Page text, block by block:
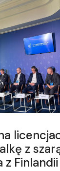
z
z Finlandii